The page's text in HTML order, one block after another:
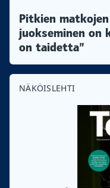
Pitkien
juokseminen on
on taidetta”
NÄKÖISLEHTI